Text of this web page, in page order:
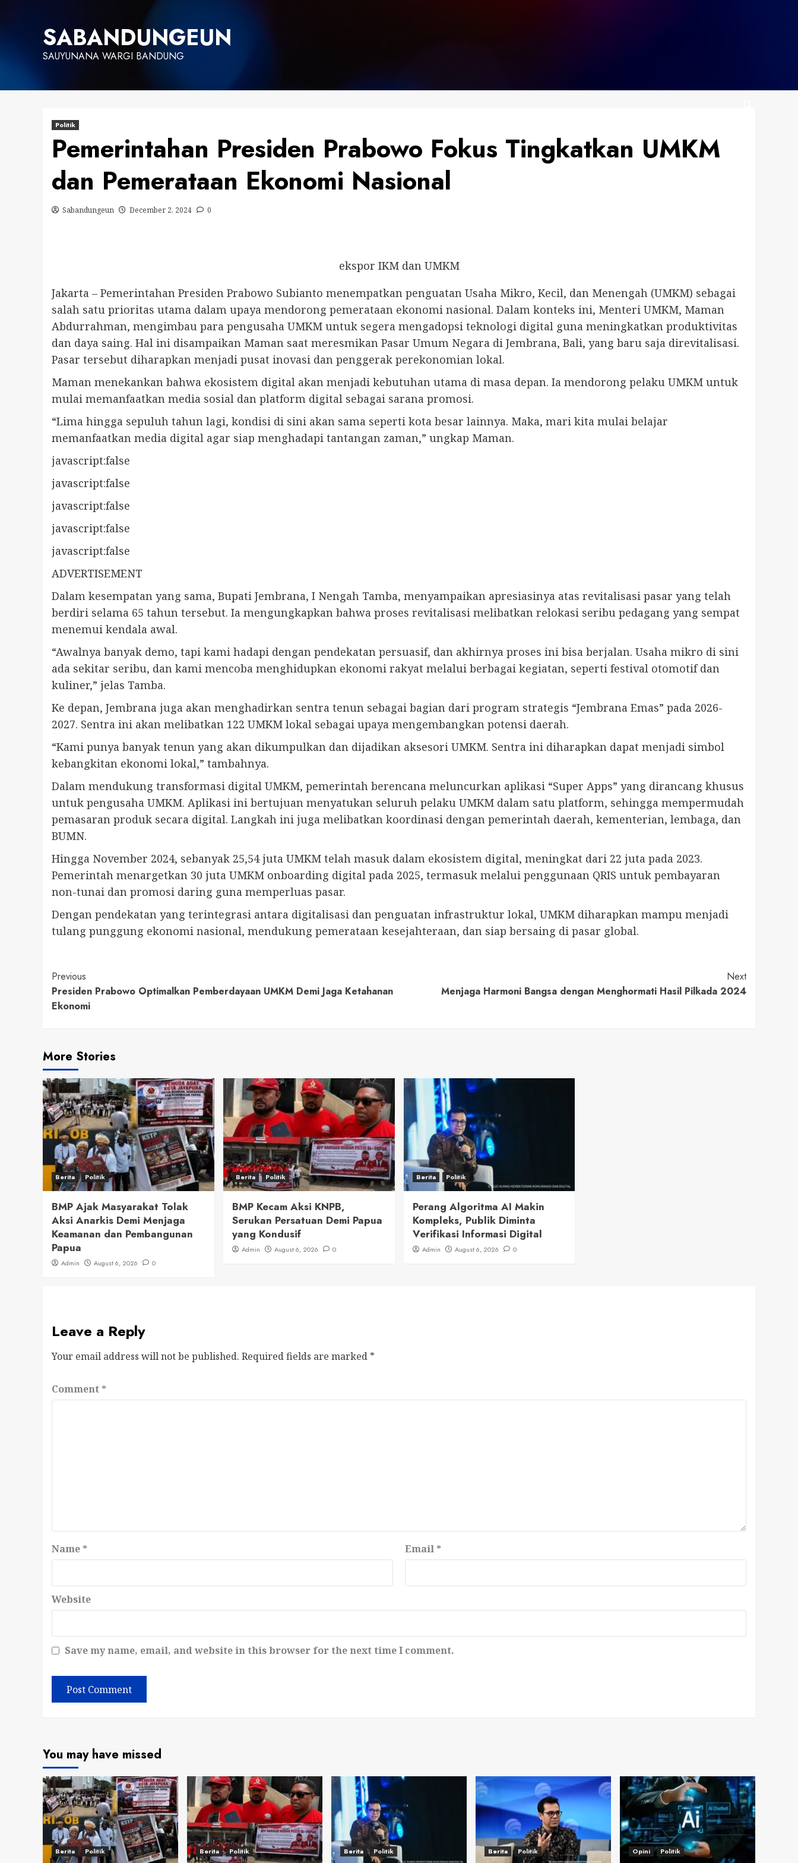
SABANDUNGEUN
SAUYUNANA WARGI BANDUNG
Politik
Pemerintahan Presiden Prabowo Fokus Tingkatkan UMKM
dan Pemerataan Ekonomi Nasional
Sabandungeun December 2, 2024 0
ekspor IKM dan UMKM
Jakarta – Pemerintahan Presiden Prabowo Subianto menempatkan penguatan Usaha Mikro, Kecil, dan Menengah (UMKM) sebagai
salah satu prioritas utama dalam upaya mendorong pemerataan ekonomi nasional. Dalam konteks ini, Menteri UMKM, Maman
Abdurrahman, mengimbau para pengusaha UMKM untuk segera mengadopsi teknologi digital guna meningkatkan produktivitas
dan daya saing. Hal ini disampaikan Maman saat meresmikan Pasar Umum Negara di Jembrana, Bali, yang baru saja direvitalisasi.
Pasar tersebut diharapkan menjadi pusat inovasi dan penggerak perekonomian lokal.
Maman menekankan bahwa ekosistem digital akan menjadi kebutuhan utama di masa depan. Ia mendorong pelaku UMKM untuk
mulai memanfaatkan media sosial dan platform digital sebagai sarana promosi.
“Lima hingga sepuluh tahun lagi, kondisi di sini akan sama seperti kota besar lainnya. Maka, mari kita mulai belajar
memanfaatkan media digital agar siap menghadapi tantangan zaman,” ungkap Maman.
javascript:false
javascript:false
javascript:false
javascript:false
javascript:false
ADVERTISEMENT
Dalam kesempatan yang sama, Bupati Jembrana, I Nengah Tamba, menyampaikan apresiasinya atas revitalisasi pasar yang telah
berdiri selama 65 tahun tersebut. Ia mengungkapkan bahwa proses revitalisasi melibatkan relokasi seribu pedagang yang sempat
menemui kendala awal.
“Awalnya banyak demo, tapi kami hadapi dengan pendekatan persuasif, dan akhirnya proses ini bisa berjalan. Usaha mikro di sini
ada sekitar seribu, dan kami mencoba menghidupkan ekonomi rakyat melalui berbagai kegiatan, seperti festival otomotif dan
kuliner,” jelas Tamba.
Ke depan, Jembrana juga akan menghadirkan sentra tenun sebagai bagian dari program strategis “Jembrana Emas” pada 2026-
2027. Sentra ini akan melibatkan 122 UMKM lokal sebagai upaya mengembangkan potensi daerah.
“Kami punya banyak tenun yang akan dikumpulkan dan dijadikan aksesori UMKM. Sentra ini diharapkan dapat menjadi simbol
kebangkitan ekonomi lokal,” tambahnya.
Dalam mendukung transformasi digital UMKM, pemerintah berencana meluncurkan aplikasi “Super Apps” yang dirancang khusus
untuk pengusaha UMKM. Aplikasi ini bertujuan menyatukan seluruh pelaku UMKM dalam satu platform, sehingga mempermudah
pemasaran produk secara digital. Langkah ini juga melibatkan koordinasi dengan pemerintah daerah, kementerian, lembaga, dan
BUMN.
Hingga November 2024, sebanyak 25,54 juta UMKM telah masuk dalam ekosistem digital, meningkat dari 22 juta pada 2023.
Pemerintah menargetkan 30 juta UMKM onboarding digital pada 2025, termasuk melalui penggunaan QRIS untuk pembayaran
non-tunai dan promosi daring guna memperluas pasar.
Dengan pendekatan yang terintegrasi antara digitalisasi dan penguatan infrastruktur lokal, UMKM diharapkan mampu menjadi
tulang punggung ekonomi nasional, mendukung pemerataan kesejahteraan, dan siap bersaing di pasar global.
Continue
Reading
Previous
Presiden Prabowo Optimalkan Pemberdayaan UMKM Demi Jaga Ketahanan
Ekonomi
Next
Menjaga Harmoni Bangsa dengan Menghormati Hasil Pilkada 2024
More Stories
Berita Politik
BMP Ajak Masyarakat Tolak
Aksi Anarkis Demi Menjaga
Keamanan dan Pembangunan
Papua
Admin August 6, 2026 0
Berita Politik
BMP Kecam Aksi KNPB,
Serukan Persatuan Demi Papua
yang Kondusif
Admin August 6, 2026 0
Berita Politik
Perang Algoritma AI Makin
Kompleks, Publik Diminta
Verifikasi Informasi Digital
Admin August 6, 2026 0
Leave a Reply
Your email address will not be published. Required fields are marked *
Comment *
Name * Email *
Website
Save my name, email, and website in this browser for the next time I comment.
You may have missed
Berita Politik Berita Politik Berita Politik Berita Politik Opini Politik